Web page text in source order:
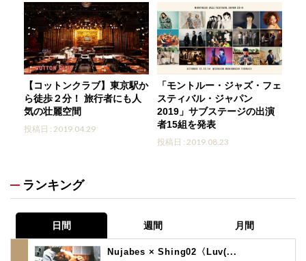
【コットンクラブ】東京駅か
ら徒歩２分！ 旅行者にも人
気の壮麗空間
投稿日 : 2019.04.29
「モントルー・ジャズ・フェ
スティバル・ジャパン
2019」サブステージの出演
者15組を発表
投稿日 : 2019.08.23
ランキング
日間 週間 月間
Nujabes × Shing02〈Luv(...